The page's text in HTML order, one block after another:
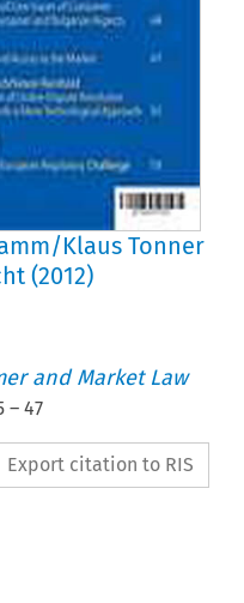
Klaus Tonner
(2012)
and Market Law
–47
Export citation to RIS
(Hg), Verbraucherrecht